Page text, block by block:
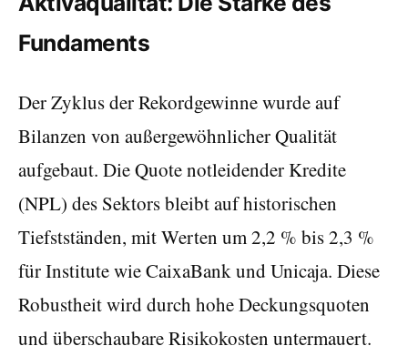
Fundaments
Der Zyklus der Rekordgewinne wurde auf
Bilanzen von außergewöhnlicher Qualität
aufgebaut. Die Quote notleidender Kredite
(NPL) des Sektors bleibt auf historischen
Tiefstständen, mit Werten um 2,2 % bis 2,3 %
für Institute wie CaixaBank und Unicaja. Diese
Robustheit wird durch hohe Deckungsquoten
und überschaubare Risikokosten untermauert.